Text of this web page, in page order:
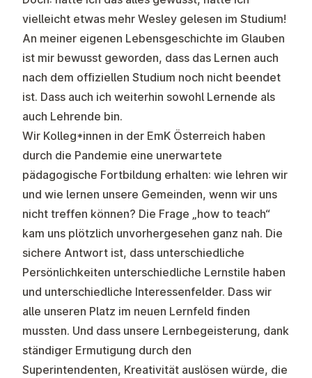
vielleicht etwas mehr Wesley gelesen im Studium!
An meiner eigenen Lebensgeschichte im Glauben
ist mir bewusst geworden, dass das Lernen auch
nach dem offiziellen Studium noch nicht beendet
ist. Dass auch ich weiterhin sowohl Lernende als
auch Lehrende bin.
Wir Kolleg*innen in der EmK Österreich haben
durch die Pandemie eine unerwartete
pädagogische Fortbildung erhalten: wie lehren wir
und wie lernen unsere Gemeinden, wenn wir uns
nicht treffen können? Die Frage „how to teach“
kam uns plötzlich unvorhergesehen ganz nah. Die
sichere Antwort ist, dass unterschiedliche
Persönlichkeiten unterschiedliche Lernstile haben
und unterschiedliche Interessenfelder. Dass wir
alle unseren Platz im neuen Lernfeld finden
mussten. Und dass unsere Lernbegeisterung, dank
ständiger Ermutigung durch den
Superintendenten, Kreativität auslösen würde, die